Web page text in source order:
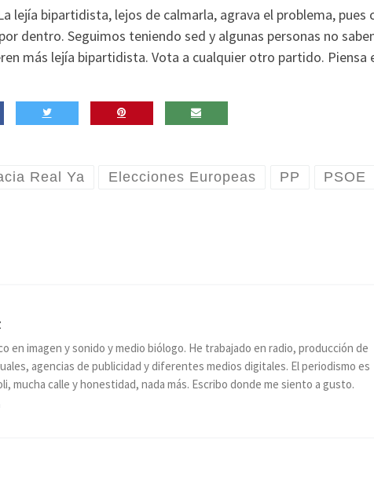
lejía bipartidista, lejos de calmarla, agrava el problema, pues
dentro. Seguimos teniendo sed y algunas personas no
más lejía bipartidista. Vota a cualquier otro partido. Piensa
Real Ya Elecciones Europeas PP PSOE
en imagen y sonido y medio biólogo. He trabajado en radio, producción de
agencias de publicidad y diferentes medios digitales. El periodismo es
mucha calle y honestidad, nada más. Escribo donde me siento a gusto.